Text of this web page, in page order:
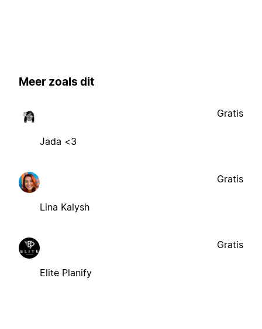
Meer zoals dit
Jada <3
Gratis
Lina Kalysh
Gratis
Elite Planify
Gratis